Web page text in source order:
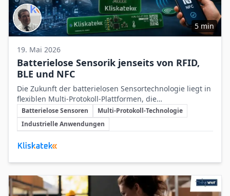
5 min
19. Mai 2026
Batterielose Sensorik jenseits von RFID,
BLE und NFC
Die Zukunft der batterielosen Sensortechnologie liegt in
flexiblen Multi-Protokoll-Plattformen, die
energieunabhängig kommunizieren und industriellen
Wartungsaufwand signifikant reduzieren.
Schlüsselthemen
Batterielose Sensoren
Multi-Protokoll-Technologie
Industrielle Anwendungen
Beteiligte Unternehmen